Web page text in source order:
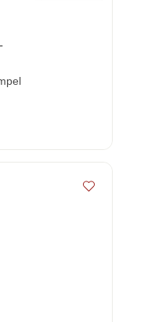
von 5 Sternen